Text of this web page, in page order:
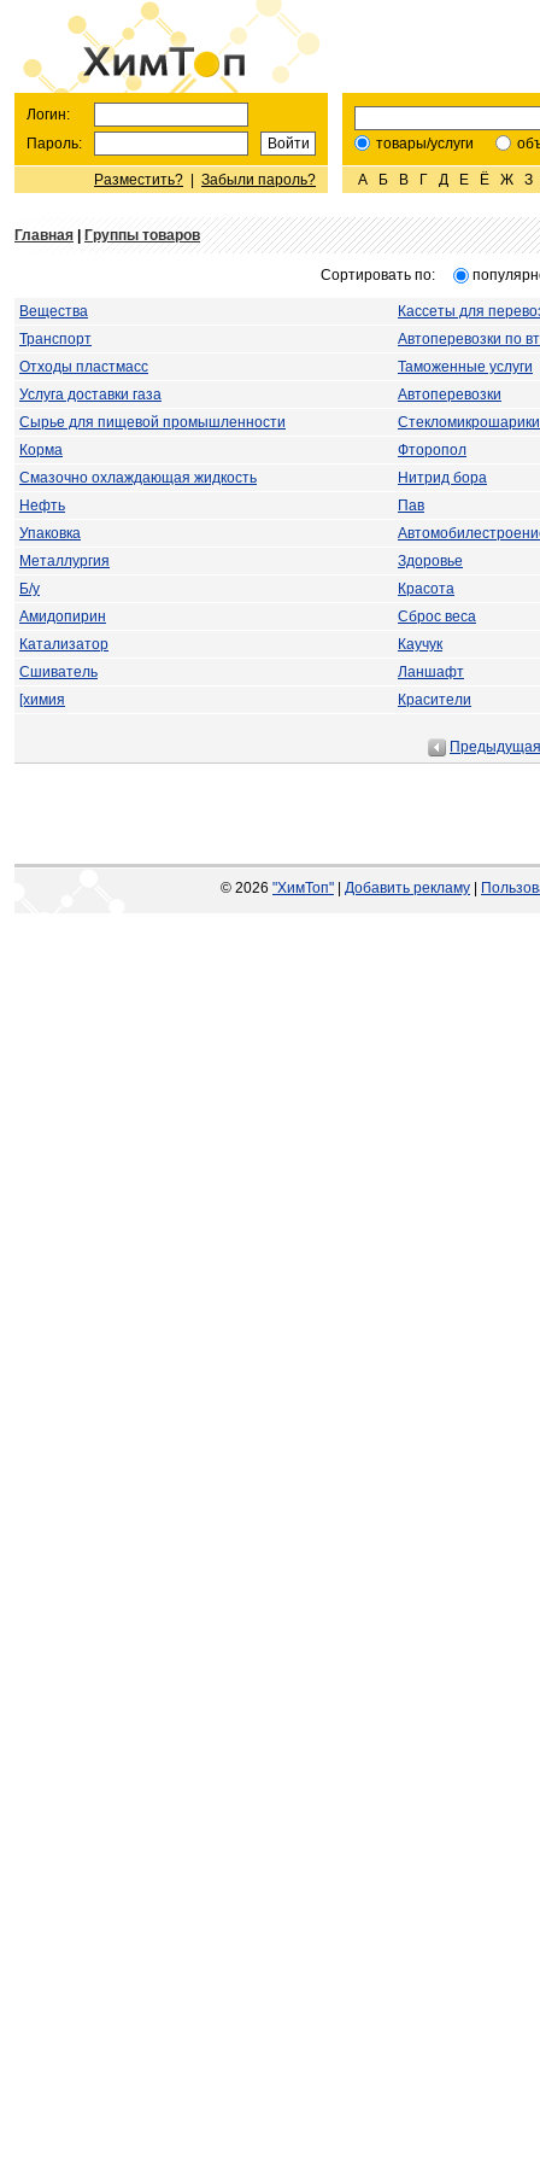
Логин:
Пароль:
Разместить? Забыли пароль?
товары/услуги
А Б В Г Д Е Ё Ж З
Главная Группы товаров
Сортировать по:
Вещества
Транспорт
Отходы пластмасс
Услуга доставки газа
Сырье для пищевой промышленности
Корма
Смазочно охлаждающая жидкость
Нефть
Упаковка
Металлургия
Б/у
Амидопирин
Катализатор
Сшиватель
[химия
Кассеты для
Автоперевозки по
Таможенные услуги
Автоперевозки
Стекломикрошарики
Фторопол
Нитрид бора
Пав
Здоровье
Красота
Сброс веса
Каучук
Ланшафт
Красители
Предыдущая
© 2026 "ХимТоп" Добавить рекламу